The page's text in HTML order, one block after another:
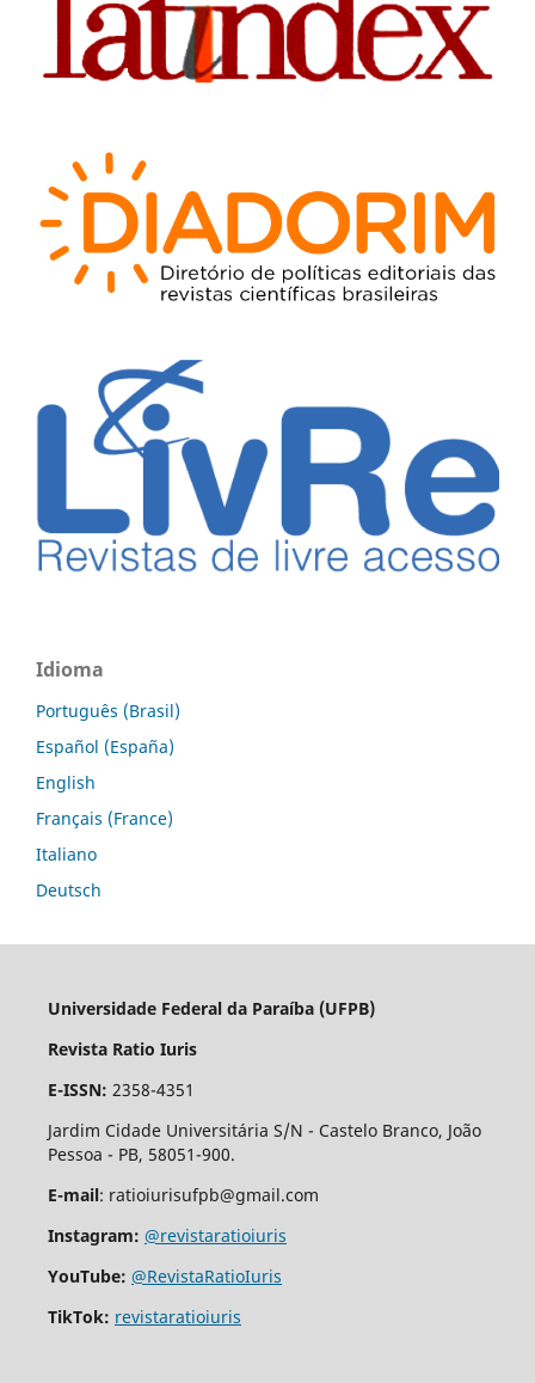
Idioma
Português (Brasil)
Español (España)
English
Français (France)
Italiano
Deutsch
Universidade Federal da Paraíba (UFPB)
Revista Ratio Iuris
E-ISSN: 2358-4351
Jardim Cidade Universitária S/N - Castelo Branco, João
Pessoa - PB, 58051-900.
E-mail: ratioiurisufpb@gmail.com
Instagram: @revistaratioiuris
YouTube: @RevistaRatioIuris
TikTok: revistaratioiuris